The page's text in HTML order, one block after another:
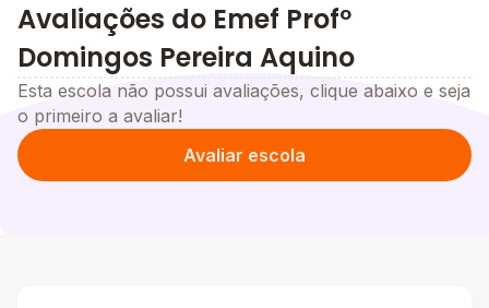
Avaliações do Emef Profº
Domingos Pereira Aquino
Esta escola não possui avaliações, clique abaixo e seja
o primeiro a avaliar!
Avaliar escola